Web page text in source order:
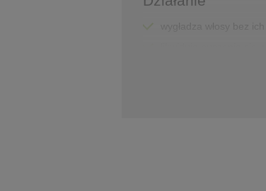
zawiera estry masła